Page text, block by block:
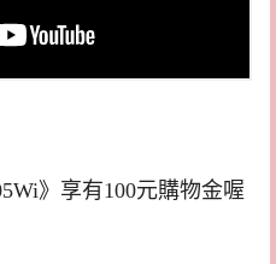
》享有100元購物金喔